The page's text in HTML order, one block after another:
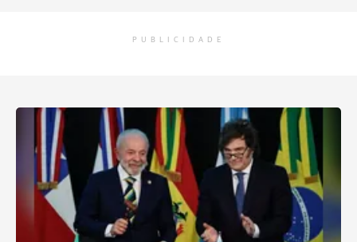
PUBLICIDADE